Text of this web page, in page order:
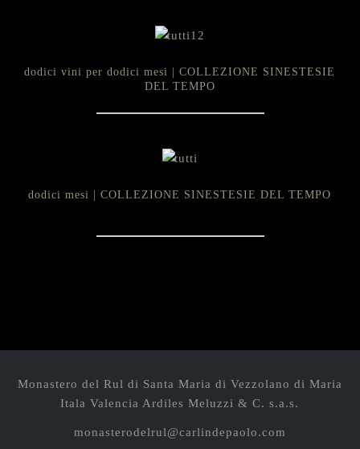
dodici vini per dodici mesi | COLLEZIONE SINESTESIE
DEL TEMPO
dodici mesi | COLLEZIONE SINESTESIE DEL TEMPO
Monastero del Rul di Santa Maria di Vezzolano di Maria
Itala Valencia Ardiles Meluzzi & C. s.a.s.
monasterodelrul@carlindepaolo.com